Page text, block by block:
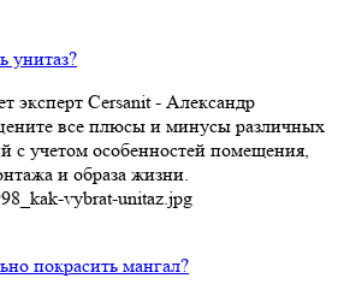
унитаз?
эксперт Cersanit - Александр
все плюсы и минусы различных
с учетом особенностей помещения,
и образа жизни.
покрасить мангал?